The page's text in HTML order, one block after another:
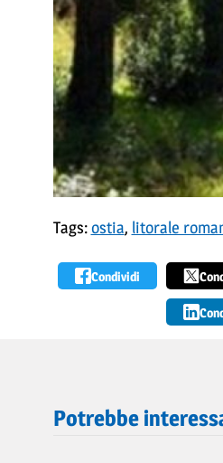
Tags:ostia, litorale
Condividi
Potrebbe